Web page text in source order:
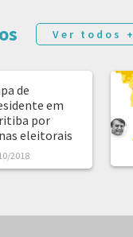
Ver todos +
de
em
por
eleitorais
2018